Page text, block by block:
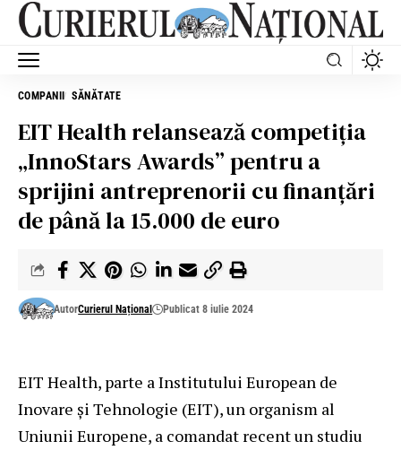
COMPANII SĂNĂTATE
EIT Health relansează competiția
„InnoStars Awards” pentru a
sprijini antreprenorii cu finanțări
de până la 15.000 de euro
AutorCurierul Național Publicat 8 iulie 2024
EIT Health, parte a Institutului European de
Inovare și Tehnologie (EIT), un organism al
Uniunii Europene, a comandat recent un studiu